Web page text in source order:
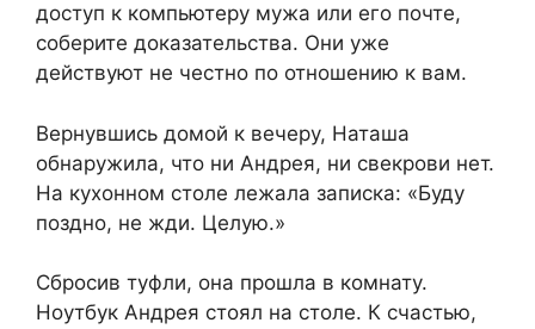
доступ к компьютеру мужа или его почте,
соберите доказательства. Они уже
действуют не честно по отношению к вам.
Вернувшись домой к вечеру, Наташа
обнаружила, что ни Андрея, ни свекрови нет.
На кухонном столе лежала записка: «Буду
поздно, не жди. Целую.»
Сбросив туфли, она прошла в комнату.
Ноутбук Андрея стоял на столе. К счастью,